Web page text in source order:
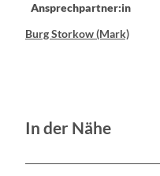
Ansprechpartner:in
Burg Storkow (Mark)
In der Nähe